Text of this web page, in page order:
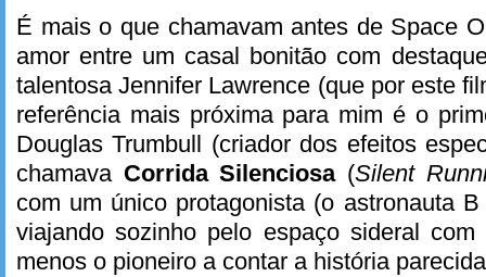
É mais o que chamavam antes de Space
amor entre um casal bonitão com
talentosa Jennifer Lawrence (que por este
referência mais próxima para mim é o
Douglas Trumbull (criador dos efeitos
chamava Corrida Silenciosa(Silent
com um único protagonista (o astronauta
viajando sozinho pelo espaço sideral
menos o pioneiro a contar a história